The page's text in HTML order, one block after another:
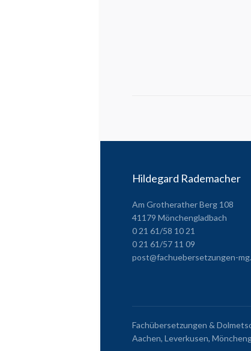
Hildegard Rademacher
Am Grotherather Berg 108
41179 Mönchengladbach
0 21 61/58 10 21
0 21 61/57 11 09
post@fachuebersetzungen-
Fachübersetzungen &
Aachen, Leverkusen,